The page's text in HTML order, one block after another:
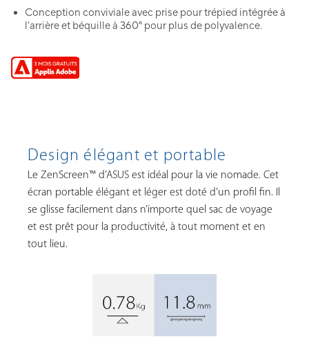
Conception conviviale avec prise pour trépied intégrée à
l’arrière et béquille à 360° pour plus de polyvalence.
Design élégant et portable
Le ZenScreen™ d’ASUS est idéal pour la vie nomade. Cet
écran portable élégant et léger est doté d’un profil fin. Il
se glisse facilement dans n’importe quel sac de voyage
et est prêt pour la productivité, à tout moment et en
tout lieu.